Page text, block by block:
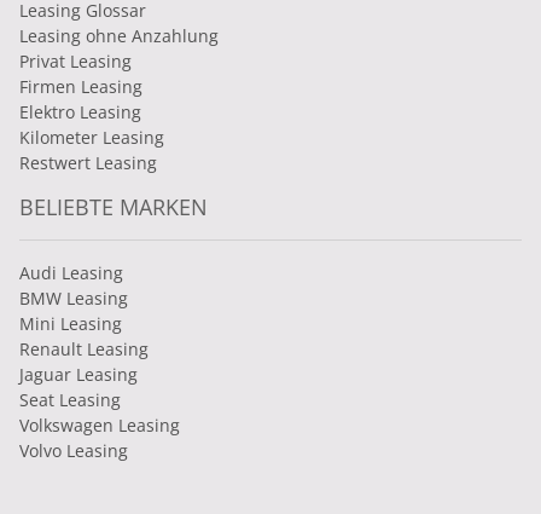
Leasing Glossar
Leasing ohne Anzahlung
Privat Leasing
Firmen Leasing
Elektro Leasing
Kilometer Leasing
Restwert Leasing
BELIEBTE MARKEN
Audi Leasing
BMW Leasing
Mini Leasing
Renault Leasing
Jaguar Leasing
Seat Leasing
Volkswagen Leasing
Volvo Leasing